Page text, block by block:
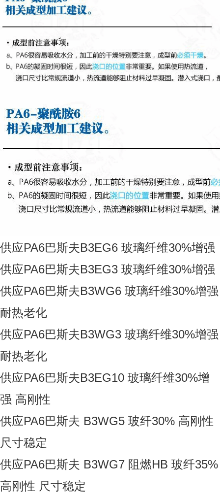
供应PA6巴斯夫B3EG6 玻璃纤维30%增强
供应PA6巴斯夫B3EG3 玻璃纤维30%增强
供应PA6巴斯夫B3WG6 玻璃纤维30%增强
耐热老化
供应PA6巴斯夫B3WG3 玻璃纤维30%增强
耐热老化
供应PA6巴斯夫B3EG10 玻璃纤维30%增
强 高刚性
供应PA6巴斯夫 B3WG5 玻纤30% 高刚性
尺寸稳定
供应PA6巴斯夫 B3WG7 阻燃HB 玻纤35%
高刚性 尺寸稳定